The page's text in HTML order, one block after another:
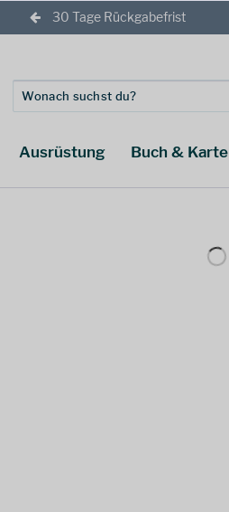
30 Tage Rückgabefrist
Ausrüstung Buch & Karte